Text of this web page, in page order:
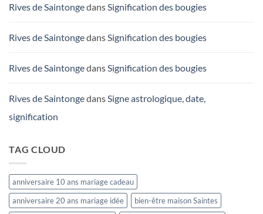
Rives de SaintongedansSignification des bougies
Rives de SaintongedansSignification des bougies
Rives de SaintongedansSignification des bougies
Rives de SaintongedansSigne astrologique, date,
signification
TAG CLOUD
anniversaire 10 ans mariage cadeau
anniversaire 20 ans mariage idée
bien-être maison Saintes